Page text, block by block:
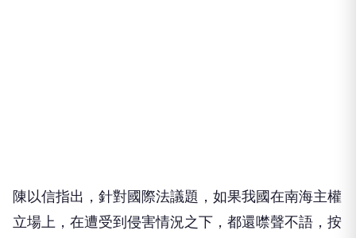
陳以信指出，針對國際法議題，如果我國在南海主權
立場上，在遭受到侵害情況之下，都還噤聲不語，按